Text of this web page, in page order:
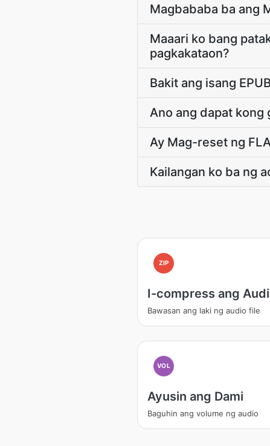
Magbababa ba ang
Maaari ko bang
pagkakataon?
Bakit ang isang
Ano ang dapat kong
Ay Mag-reset ng
Kailangan ko ba ng
ZIP
I-compress ang
Bawasan ang laki ng audio file
VOL
Ayusin ang Dami
Baguhin ang volume ng audio